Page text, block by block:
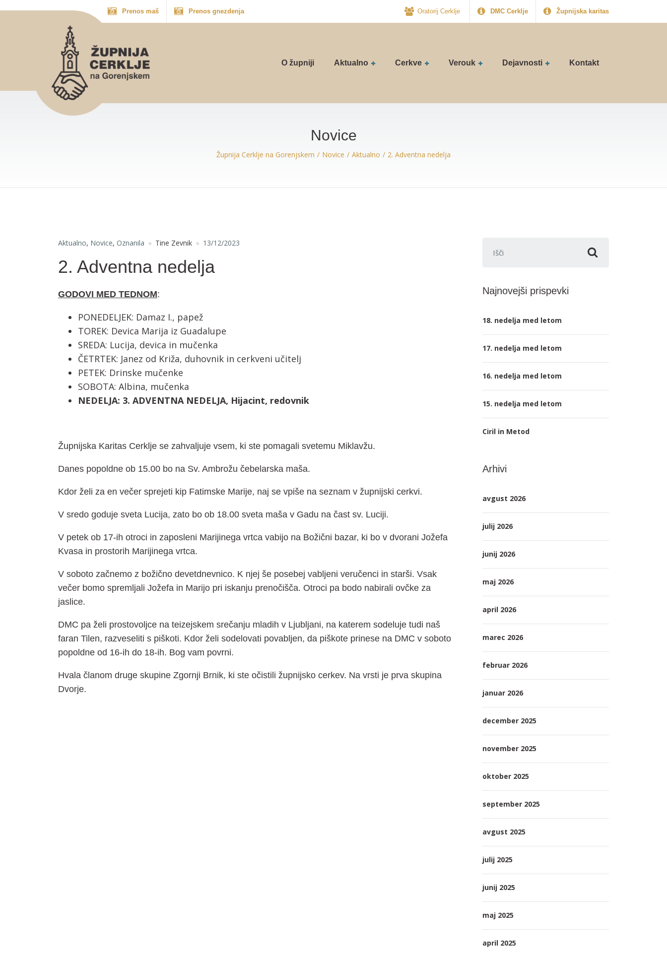
Prenos maš Prenos gnezdenja Oratorij Cerklje DMC Cerklje Župnijska karitas
O župniji Aktualno Cerkve Verouk Dejavnosti Kontakt
Novice
Župnija Cerklje na Gorenjskem Novice Aktualno 2. Adventna nedelja
Aktualno, Novice, Oznanila Tine Zevnik 13/12/2023
2. Adventna nedelja
GODOVI MED TEDNOM:
PONEDELJEK: Damaz I., papež
TOREK: Devica Marija iz Guadalupe
SREDA: Lucija, devica in mučenka
ČETRTEK: Janez od Križa, duhovnik in cerkveni učitelj
PETEK: Drinske mučenke
SOBOTA: Albina, mučenka
NEDELJA: 3. ADVENTNA NEDELJA, Hijacint, redovnik
Župnijska Karitas Cerklje se zahvaljuje vsem, ki ste pomagali svetemu Miklavžu.
Danes popoldne ob 15.00 bo na Sv. Ambrožu čebelarska maša.
Kdor želi za en večer sprejeti kip Fatimske Marije, naj se vpiše na seznam v župnijski cerkvi.
V sredo goduje sveta Lucija, zato bo ob 18.00 sveta maša v Gadu na čast sv. Luciji.
V petek ob 17-ih otroci in zaposleni Marijinega vrtca vabijo na Božični bazar, ki bo v dvorani Jožefa
Kvasa in prostorih Marijinega vrtca.
V soboto začnemo z božično devetdnevnico. K njej še posebej vabljeni veručenci in starši. Vsak
večer bomo spremljali Jožefa in Marijo pri iskanju prenočišča. Otroci pa bodo nabirali ovčke za
jaslice.
DMC pa želi prostovoljce na teizejskem srečanju mladih v Ljubljani, na katerem sodeluje tudi naš
faran Tilen, razveseliti s piškoti. Kdor želi sodelovati povabljen, da piškote prinese na DMC v soboto
popoldne od 16-ih do 18-ih. Bog vam povrni.
Hvala članom druge skupine Zgornji Brnik, ki ste očistili župnijsko cerkev. Na vrsti je prva skupina
Dvorje.
Najnovejši prispevki
18. nedelja med letom
17. nedelja med letom
16. nedelja med letom
15. nedelja med letom
Ciril in Metod
Arhivi
avgust 2026
julij 2026
junij 2026
maj 2026
april 2026
marec 2026
februar 2026
januar 2026
december 2025
november 2025
oktober 2025
september 2025
avgust 2025
julij 2025
junij 2025
maj 2025
april 2025